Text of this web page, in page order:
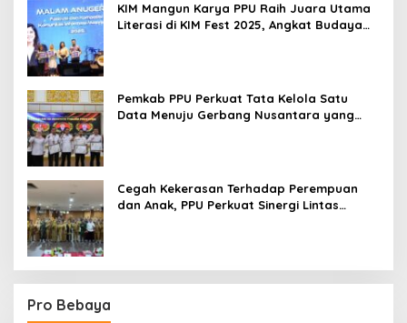
KIM Mangun Karya PPU Raih Juara Utama
Literasi di KIM Fest 2025, Angkat Budaya
Pemkab PPU Perkuat Tata Kelola Satu
Data Menuju Gerbang Nusantara yang
Cegah Kekerasan Terhadap Perempuan
dan Anak, PPU Perkuat Sinergi Lintas
Pro Bebaya